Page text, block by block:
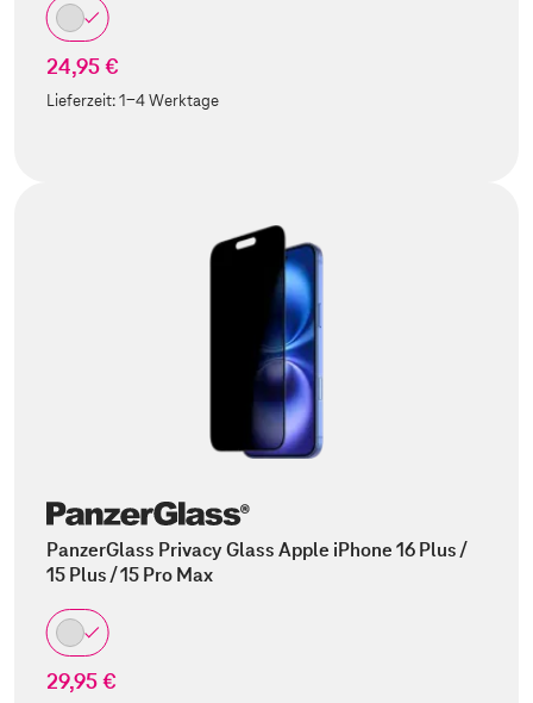
24,95 €
Lieferzeit:1-4 Werktage
PanzerGlass Privacy Glass Apple iPhone 16 Plus /
15 Plus / 15 Pro Max
29,95 €